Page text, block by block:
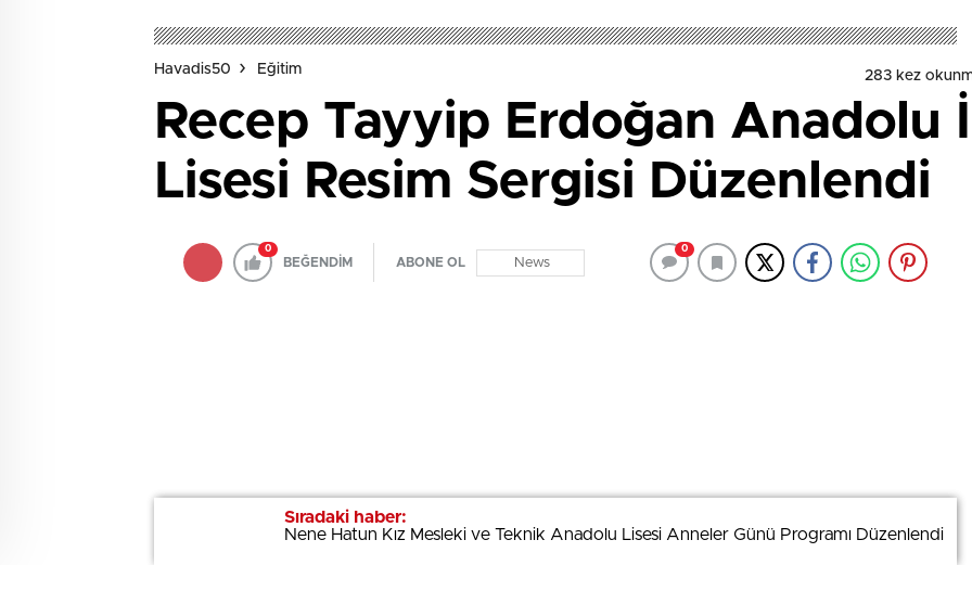
Sıradaki haber:
Nene Hatun Kız Mesleki ve Teknik Anadolu Lisesi Anneler Günü Programı Düzenlendi
Havadis50 Eğitim 283 kez
Recep Tayyip Erdoğan Anadolu
Lisesi Resim Sergisi Düzenlendi
0
BEĞENDİM ABONE OL News
0
Sıradaki haber:
Nene Hatun Kız Mesleki ve Teknik Anadolu Lisesi Anneler Günü Programı Düzenlendi